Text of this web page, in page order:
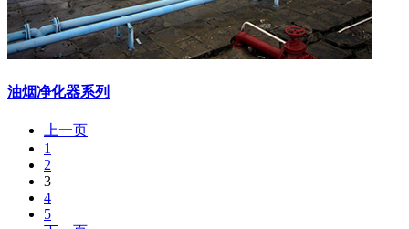
油烟净化器系列
上一页
1
2
3
4
5